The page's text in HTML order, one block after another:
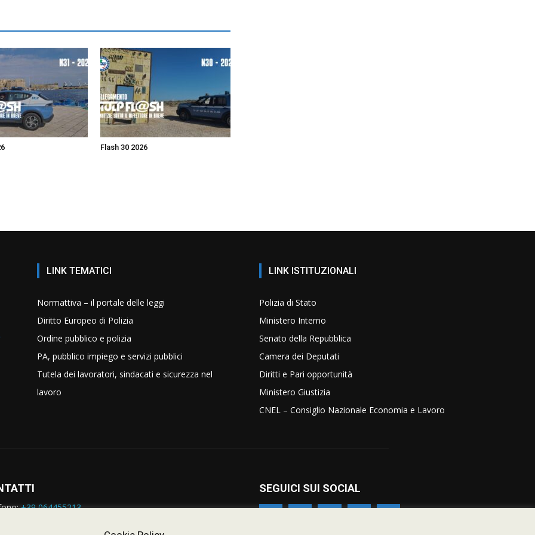
Flash 30 2026
LINK TEMATICI
Normattiva – il portale delle leggi
Diritto Europeo di Polizia
Ordine pubblico e polizia
PA, pubblico impiego e servizi pubblici
Tutela dei lavoratori, sindacati e sicurezza nel
lavoro
LINK ISTITUZIONALI
Polizia di Stato
Ministero Interno
Senato della Repubblica
Camera dei Deputati
Diritti e Pari opportunità
Ministero Giustizia
CNEL – Consiglio Nazionale Economia e Lavoro
+39 064455213
SEGUICI SUI SOCIAL